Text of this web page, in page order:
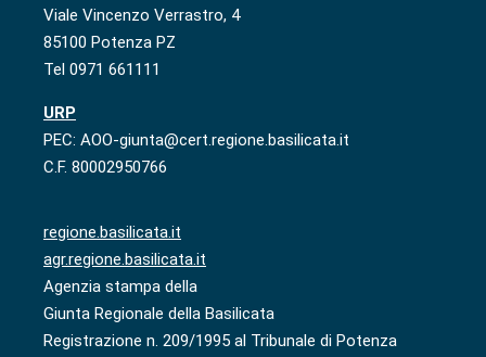
Viale Vincenzo Verrastro, 4
85100 Potenza PZ
Tel 0971 661111
URP
PEC: AOO-giunta@cert.regione.basilicata.it
C.F. 80002950766
regione.basilicata.it
agr.regione.basilicata.it
Agenzia stampa della
Giunta Regionale della Basilicata
Registrazione n. 209/1995 al Tribunale di Potenza